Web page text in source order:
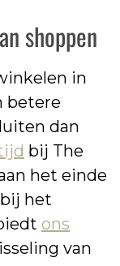
shoppen
in
betere
dan
bij The
het einde
het
ons
van